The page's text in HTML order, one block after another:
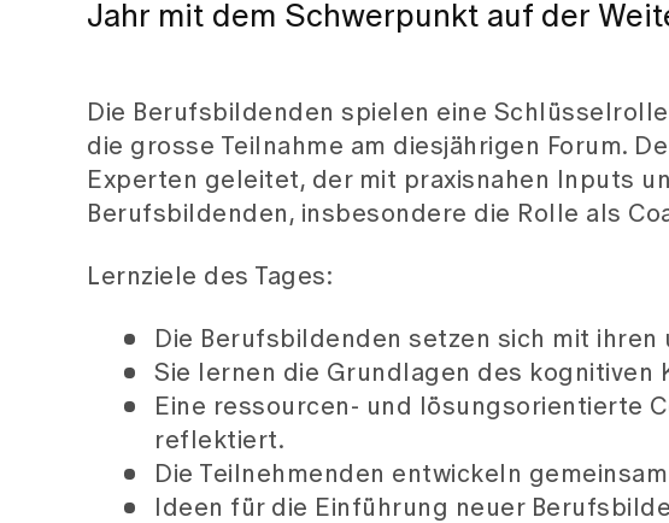
Jahr mit dem Schwerpunkt auf der
Die Berufsbildenden spielen eine
die grosse Teilnahme am diesjährigen Forum.
Experten geleitet, der mit praxisnahen Inputs
Berufsbildenden, insbesondere die Rolle als
Lernziele des Tages:
Die Berufsbildenden setzen sich mit
Sie lernen die Grundlagen des kognitiven
Eine ressourcen- und lösungsorientierte
reflektiert.
Die Teilnehmenden entwickeln
Ideen für die Einführung neuer